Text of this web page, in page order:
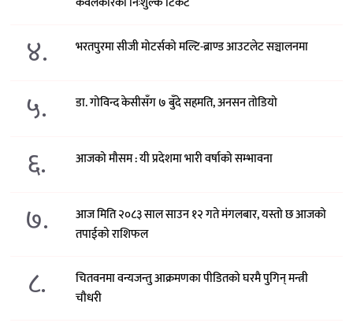
४. भरतपुरमा सीजी मोटर्सको मल्टि-ब्राण्ड आउटलेट सञ्चालनमा
५. डा. गोविन्द केसीसँग ७ बुँदे सहमति, अनसन तोडियो
६. आजको मौसम : यी प्रदेशमा भारी वर्षाको सम्भावना
७.
आज मिति २०८३ साल साउन १२ गते मंगलबार, यस्तो छ आजको
तपाईको राशिफल
८.
चितवनमा वन्यजन्तु आक्रमणका पीडितको घरमै पुगिन् मन्त्री
चौधरी